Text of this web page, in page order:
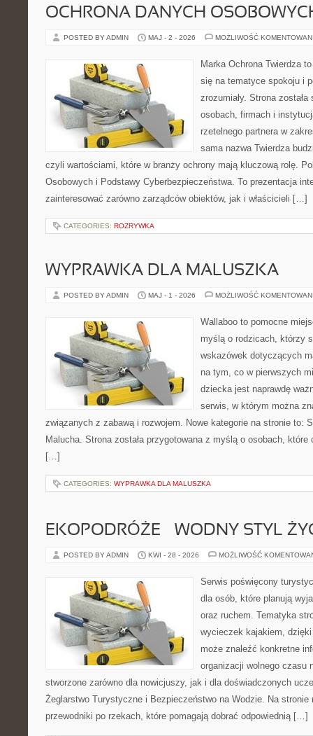
OCHRONA DANYCH
POSTED BY ADMIN MAJ - 2 - 2026 MOŻLIWOŚĆ
Marka Ochrona Twierdza
się na tematyce spokoju i
zrozumiały. Strona
osobach, firmach i
rzetelnego partnera w
sama nazwa Twierdza
czyli wartościami, które w branży ochrony mają kluczową rolę.
Osobowych i Podstawy Cyberbezpieczeństwa. To prezentacja
zainteresować zarówno zarządców obiektów, jak i właścicieli […]
CATEGORIES: ROZRYWKA
WYPRAWKA DLA MALUSZKA
POSTED BY ADMIN MAJ - 1 - 2026 MOŻLIWOŚĆ
Wallaboo to pomocne
myślą o rodzicach, którzy
wskazówek dotyczących
na tym, co w pierwszych
dziecka jest naprawdę
serwis, w którym można
związanych z zabawą i rozwojem. Nowe kategorie na stronie to:
Malucha. Strona została przygotowana z myślą o osobach, które
[…]
CATEGORIES: WYPRAWKA DLA MALUSZKA
EKOPODRÓŻE – WODNY STYL
POSTED BY ADMIN KWI - 28 - 2026 MOŻLIWOŚĆ
Serwis poświęcony
dla osób, które planują
oraz ruchem. Tematyka
wycieczek kajakiem,
może znaleźć konkretne
organizacji wolnego czasu
stworzone zarówno dla nowicjuszy, jak i dla doświadczonych
Żeglarstwo Turystyczne i Bezpieczeństwo na Wodzie. Na stronie
przewodniki po rzekach, które pomagają dobrać odpowiednią […]